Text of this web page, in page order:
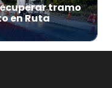
tramo
en Ruta